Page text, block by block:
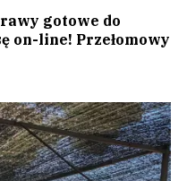
gotowe do
on-line! Przełomowy